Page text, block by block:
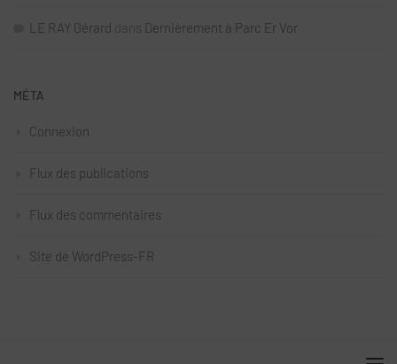
LE RAY Gérard dans Dernièrement à Parc Er Vor
MÉTA
Connexion
Flux des publications
Flux des commentaires
Site de WordPress-FR